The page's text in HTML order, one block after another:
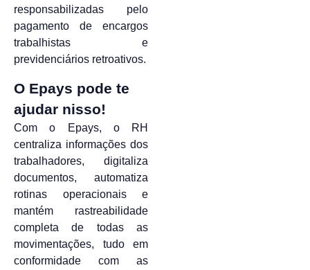
responsabilizadas pelo
pagamento de encargos
trabalhistas e
previdenciários retroativos.
O Epays pode te
ajudar nisso!
Com o Epays, o RH
centraliza informações dos
trabalhadores, digitaliza
documentos, automatiza
rotinas operacionais e
mantém rastreabilidade
completa de todas as
movimentações, tudo em
conformidade com as